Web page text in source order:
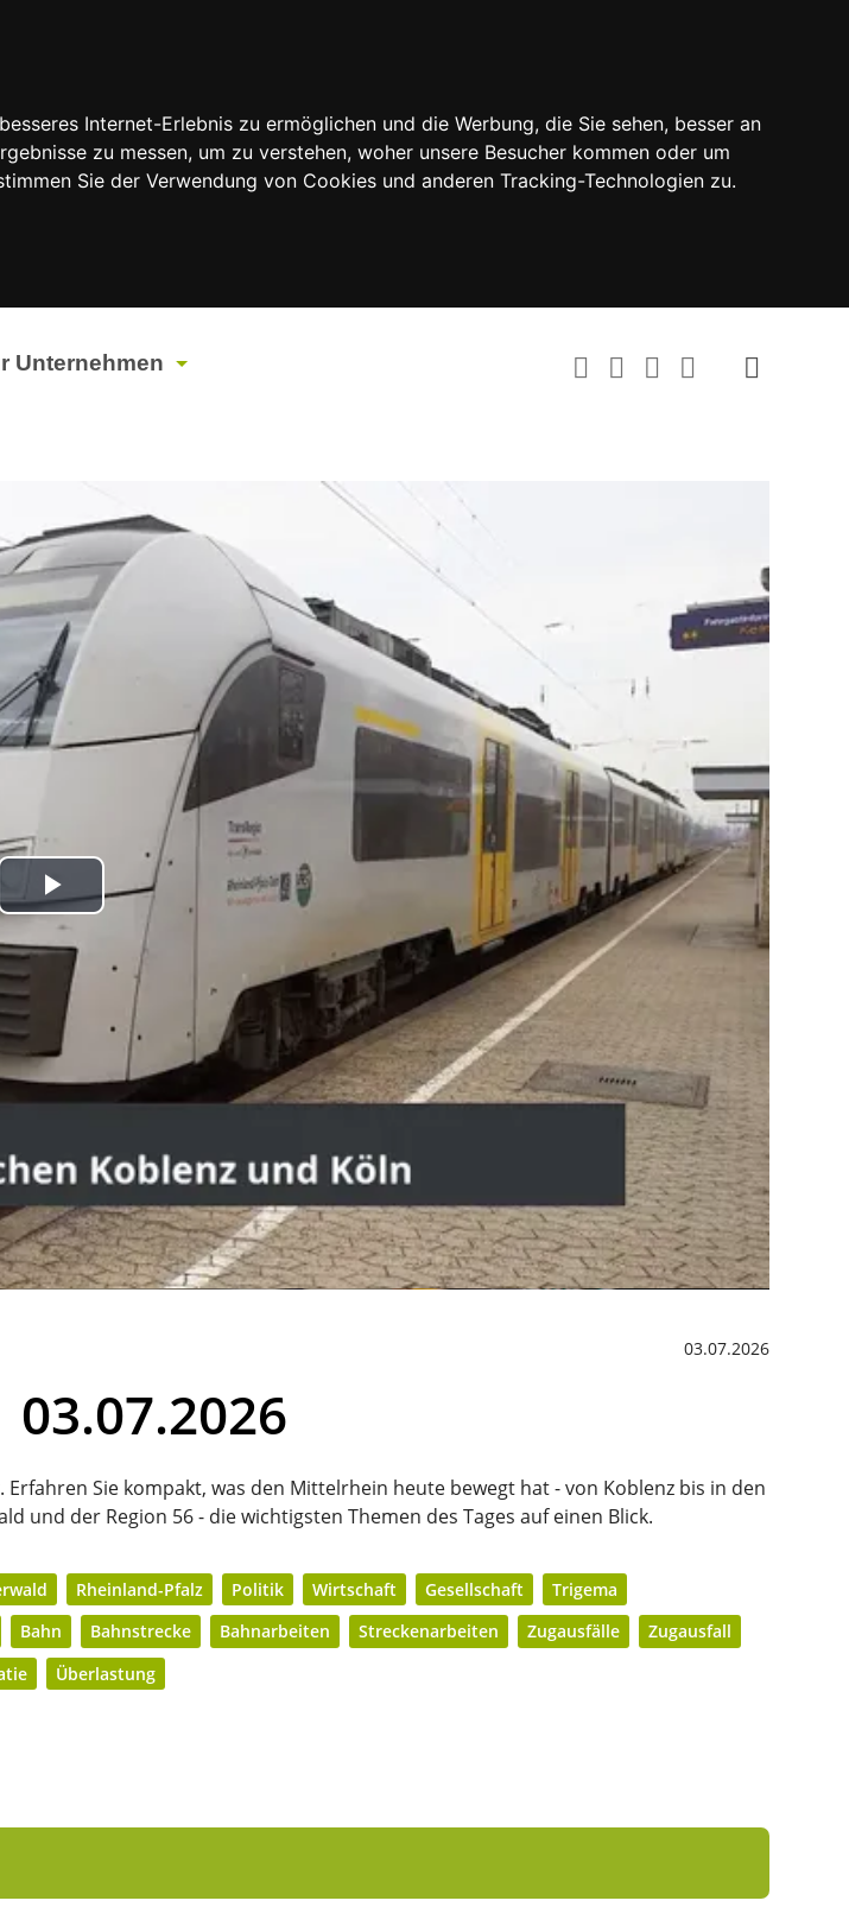
Internet-Erlebnis zu ermöglichen und die Werbung, die Sie sehen, besser an
zu messen, um zu verstehen, woher unsere Besucher kommen oder um
Sie der Verwendung von Cookies und anderen Tracking-Technologien zu.
Unternehmen
Play
Video
03.07.2026
Sie kompakt, was den Mittelrhein heute bewegt hat - von Koblenz bis in den
und der Region 56 - die wichtigsten Themen des Tages auf einen Blick.
Rheinland-Pfalz Politik Wirtschaft Gesellschaft
Trigema
Bahn Bahnstrecke Bahnarbeiten Streckenarbeiten Zugausfälle
Zugausfall
Überlastung